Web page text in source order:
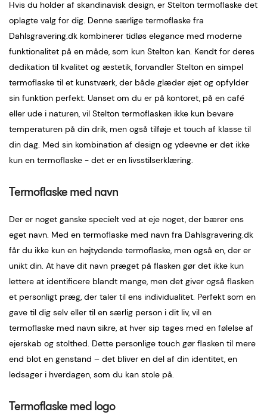
Hvis du holder af skandinavisk design, er Stelton termoflaske det
oplagte valg for dig. Denne særlige termoflaske fra
Dahlsgravering.dk kombinerer tidløs elegance med moderne
funktionalitet på en måde, som kun Stelton kan. Kendt for deres
dedikation til kvalitet og æstetik, forvandler Stelton en simpel
termoflaske til et kunstværk, der både glæder øjet og opfylder
sin funktion perfekt. Uanset om du er på kontoret, på en café
eller ude i naturen, vil Stelton termoflasken ikke kun bevare
temperaturen på din drik, men også tilføje et touch af klasse til
din dag. Med sin kombination af design og ydeevne er det ikke
kun en termoflaske - det er en livsstilserklæring.
Termoflaske med navn
Der er noget ganske specielt ved at eje noget, der bærer ens
eget navn. Med en termoflaske med navn fra Dahlsgravering.dk
får du ikke kun en højtydende termoflaske, men også en, der er
unikt din. At have dit navn præget på flasken gør det ikke kun
lettere at identificere blandt mange, men det giver også flasken
et personligt præg, der taler til ens individualitet. Perfekt som en
gave til dig selv eller til en særlig person i dit liv, vil en
termoflaske med navn sikre, at hver sip tages med en følelse af
ejerskab og stolthed. Dette personlige touch gør flasken til mere
end blot en genstand – det bliver en del af din identitet, en
ledsager i hverdagen, som du kan stole på.
Termoflaske med logo